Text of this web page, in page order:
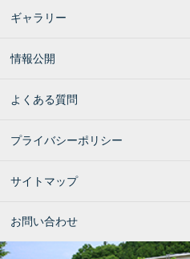
ギャラリー
情報公開
よくある質問
プライバシーポリシー
サイトマップ
お問い合わせ